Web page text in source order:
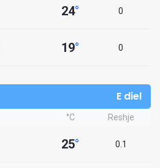
24° 0
19° 0
E diel
°C Reshje
25° 0.1